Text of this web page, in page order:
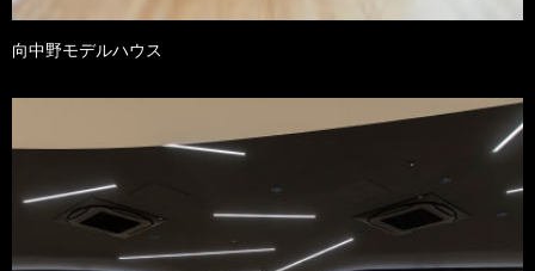
向中野モデルハウス